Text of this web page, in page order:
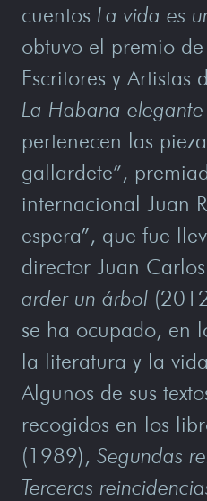
cuentos La vida es
obtuvo el premio
Escritores y
La Habana elegante
pertenecen las
gallardete”,
internacional Juan
espera”, que fue
director Juan
arder un árbol
se ha ocupado, en
la literatura y la
Algunos de sus
recogidos en los
(1989), Segundas
Terceras